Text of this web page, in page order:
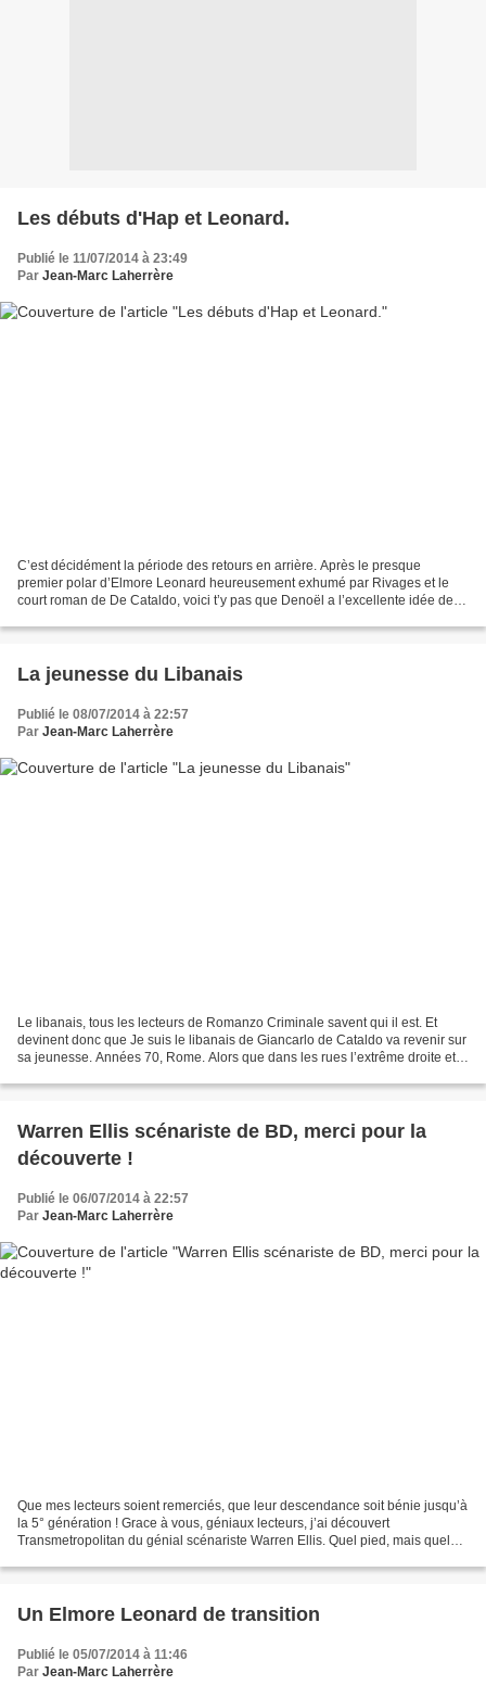
Les débuts d'Hap et Leonard.
Publié le 11/07/2014 à 23:49
Par Jean-Marc Laherrère
C’est décidément la période des retours en arrière. Après le presque
premier polar d’Elmore Leonard heureusement exhumé par Rivages et le
court roman de De Cataldo, voici t’y pas que Denoël a l’excellente idée de
La jeunesse du Libanais
Publié le 08/07/2014 à 22:57
Par Jean-Marc Laherrère
Le libanais, tous les lecteurs de Romanzo Criminale savent qui il est. Et
devinent donc que Je suis le libanais de Giancarlo de Cataldo va revenir sur
sa jeunesse. Années 70, Rome. Alors que dans les rues l’extrême droite et
Warren Ellis scénariste de BD, merci pour la
découverte !
Publié le 06/07/2014 à 22:57
Par Jean-Marc Laherrère
Que mes lecteurs soient remerciés, que leur descendance soit bénie jusqu’à
la 5° génération ! Grace à vous, géniaux lecteurs, j’ai découvert
Transmetropolitan du génial scénariste Warren Ellis. Quel pied, mais quel
Un Elmore Leonard de transition
Publié le 05/07/2014 à 11:46
Par Jean-Marc Laherrère